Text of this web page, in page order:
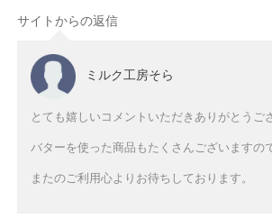
サイトからの返信
ミルク工房そら
とても嬉しいコメントいただきありがとうご
バターを使った商品もたくさんございますので
またのご利用心よりお待ちしております。